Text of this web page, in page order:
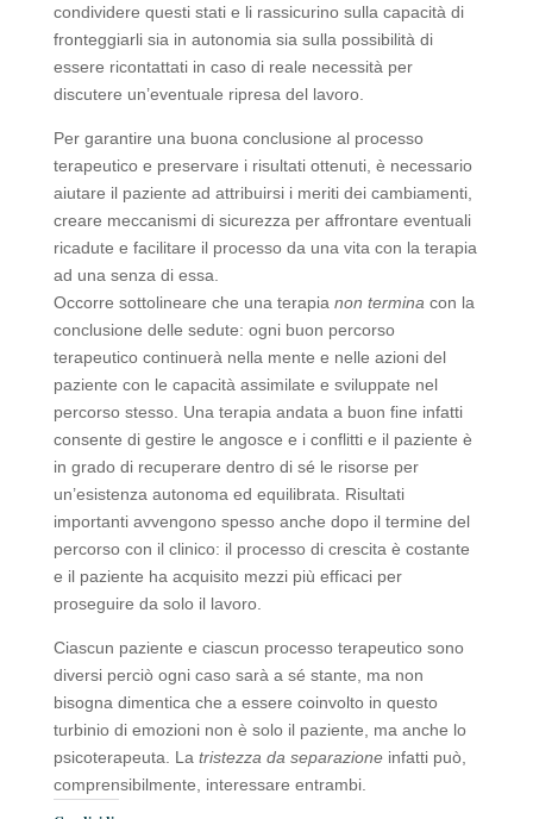
condividere questi stati e li rassicurino sulla capacità di
fronteggiarli sia in autonomia sia sulla possibilità di
essere ricontattati in caso di reale necessità per
discutere un’eventuale ripresa del lavoro.
Per garantire una buona conclusione al processo
terapeutico e preservare i risultati ottenuti, è necessario
aiutare il paziente ad attribuirsi i meriti dei cambiamenti,
creare meccanismi di sicurezza per affrontare eventuali
ricadute e facilitare il processo da una vita con la terapia
ad una senza di essa.
Occorre sottolineare che una terapia non termina con la
conclusione delle sedute: ogni buon percorso
terapeutico continuerà nella mente e nelle azioni del
paziente con le capacità assimilate e sviluppate nel
percorso stesso. Una terapia andata a buon fine infatti
consente di gestire le angosce e i conflitti e il paziente è
in grado di recuperare dentro di sé le risorse per
un’esistenza autonoma ed equilibrata. Risultati
importanti avvengono spesso anche dopo il termine del
percorso con il clinico: il processo di crescita è costante
e il paziente ha acquisito mezzi più efficaci per
proseguire da solo il lavoro.
Ciascun paziente e ciascun processo terapeutico sono
diversi perciò ogni caso sarà a sé stante, ma non
bisogna dimentica che a essere coinvolto in questo
turbinio di emozioni non è solo il paziente, ma anche lo
psicoterapeuta. La tristezza da separazioneinfatti può,
comprensibilmente, interessare entrambi.